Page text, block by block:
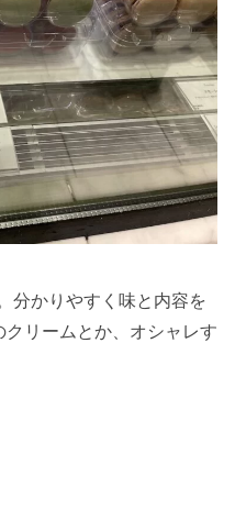
分かりやすく味と内容を
リームとか、オシャレす